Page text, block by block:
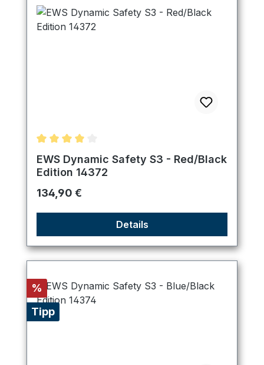
Durchschnittliche Bewertung von 4 von 5 Sternen
EWS Dynamic Safety S3 - Red/Black
Edition 14372
Regulärer Preis:
134,90 €
Details
Rabatt
%
Tipp